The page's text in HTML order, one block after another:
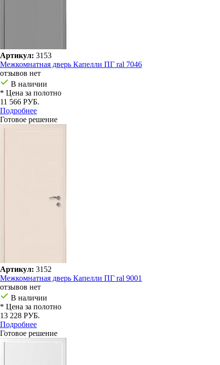
Артикул: 3153
Межкомнатная дверь Капелли ПГ ral 7046
отзывов нет
В наличии
* Цена за полотно
11 566 РУБ.
Подробнее
Готовое решение
Артикул: 3152
Межкомнатная дверь Капелли ПГ ral 9001
отзывов нет
В наличии
* Цена за полотно
13 228 РУБ.
Подробнее
Готовое решение